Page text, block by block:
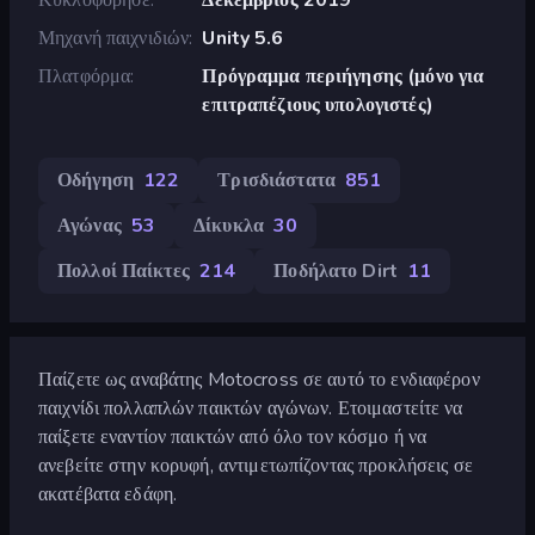
Μηχανή παιχνιδιών Unity 5.6
Πλατφόρμα
Πρόγραμμα περιήγησης (μόνο για
επιτραπέζιους υπολογιστές)
Οδήγηση 122 Τρισδιάστατα 851
Αγώνας 53 Δίκυκλα 30
Πολλοί Παίκτες 214 Ποδήλατο Dirt 11
Παίζετε ως αναβάτης Motocross σε αυτό το ενδιαφέρον
παιχνίδι πολλαπλών παικτών αγώνων. Ετοιμαστείτε να
παίξετε εναντίον παικτών από όλο τον κόσμο ή να
ανεβείτε στην κορυφή, αντιμετωπίζοντας προκλήσεις σε
ακατέβατα εδάφη.